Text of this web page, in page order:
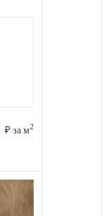
₽ за м2